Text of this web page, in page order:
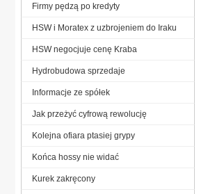
Firmy pędzą po kredyty
HSW i Moratex z uzbrojeniem do Iraku
HSW negocjuje cenę Kraba
Hydrobudowa sprzedaje
Informacje ze spółek
Jak przeżyć cyfrową rewolucję
Kolejna ofiara ptasiej grypy
Końca hossy nie widać
Kurek zakręcony